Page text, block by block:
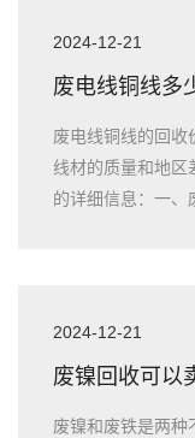
2024-12-21
废电线铜线多
废电线铜线的回收
线材的质量和地区
的详细信息：一、
2024-12-21
废镍回收可以
废镍和废铁是两种